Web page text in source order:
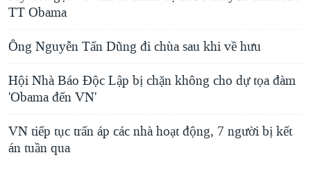
TT Obama
Ông Nguyễn Tấn Dũng đi chùa sau khi về hưu
Hội Nhà Báo Độc Lập bị chặn không cho dự tọa đàm
'Obama đến VN'
VN tiếp tục trấn áp các nhà hoạt động, 7 người bị kết
án tuần qua